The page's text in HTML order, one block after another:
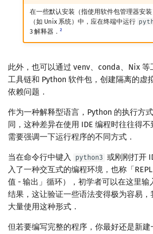
类型标注
装饰器
常用内置库
从例题对比 C++ 与 Python
声明常量
声明前向星结构体和其它变
Dijkstra 算法
主函数
完整代码
连分数
Pell 方
图上随机游走
在一些默认安装（指使用软件包管理器安
（如 Unix 系统）中，应在终端中运行
3 解释器． 2
此外，也可以通过 venv、conda、Nix 等
工具链和 Python 软件包，创建隔离的虚
依赖问题．
作为一种解释型语言，Python 的执行方
同，这种差异在使用 IDE 编程时往往得
需要强调一下运行程序的不同方式．
当在命令行中键入 python3 或刚刚打开
入了一种交互式的编程环境，也称「
值 - 输出」循环），初学者可以在这里输
结果，这让验证一些语法变得极为容易，
大量使用这种形式．
但若要编写完整的程序，你最好还是新建